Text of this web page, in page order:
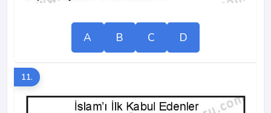
A B C D
11.